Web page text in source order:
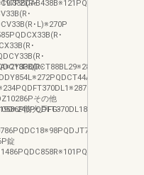
･
･
･L)※270P
･
･
･
･
その他
防火戸FG-
錠